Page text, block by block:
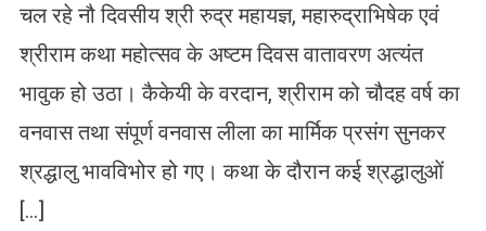
चल रहे नौ दिवसीय श्री रुद्र महायज्ञ, महारुद्राभिषेक एवं
श्रीराम कथा महोत्सव के अष्टम दिवस वातावरण अत्यंत
भावुक हो उठा। कैकेयी के वरदान, श्रीराम को चौदह वर्ष का
वनवास तथा संपूर्ण वनवास लीला का मार्मिक प्रसंग सुनकर
श्रद्धालु भावविभोर हो गए। कथा के दौरान कई श्रद्धालुओं
[…]